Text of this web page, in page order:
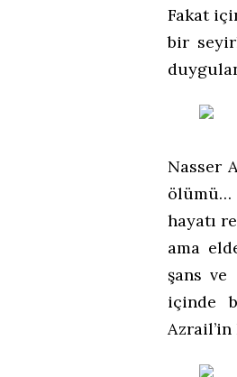
Fakat
bir
Nasser
ölümü…
hayatı
ama
şans
içinde
Azrail’in